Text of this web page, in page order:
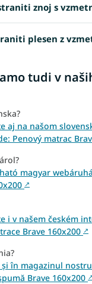
znoj s
plesen z
tudi v
aj na našom
Penový matrac
magyar
↗
i v našem českém
Brave 160x200 ↗
în magazinul
Brave 160x200 ↗